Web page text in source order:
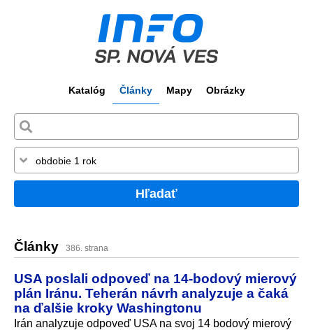
Katalóg Články Mapy Obrázky
Hľadať
Články 386. strana
USA poslali odpoveď na 14-bodový mierový
plán Iránu. Teherán návrh analyzuje a čaká
na ďalšie kroky Washingtonu
Irán analyzuje odpoveď USA na svoj 14 bodový mierový